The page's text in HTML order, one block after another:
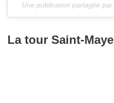
Une publication partagée par
La tour Saint-